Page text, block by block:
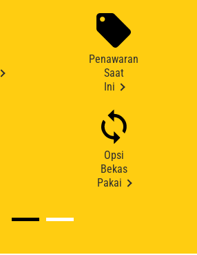
Penawaran
Saat
Ini
Opsi
Bekas
Pakai